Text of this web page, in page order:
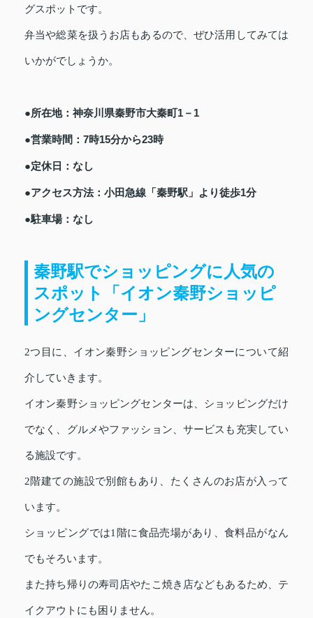
グスポットです。
弁当や総菜を扱うお店もあるので、ぜひ活用してみては
いかがでしょうか。
●所在地：神奈川県秦野市大秦町1－1
●営業時間：7時15分から23時
●定休日：なし
●アクセス方法：小田急線「秦野駅」より徒歩1分
●駐車場：なし
秦野駅でショッピングに人気の
スポット「イオン秦野ショッピ
ングセンター」
2つ目に、イオン秦野ショッピングセンターについて紹
介していきます。
イオン秦野ショッピングセンターは、ショッピングだけ
でなく、グルメやファッション、サービスも充実してい
る施設です。
2階建ての施設で別館もあり、たくさんのお店が入って
います。
ショッピングでは1階に食品売場があり、食料品がなん
でもそろいます。
また持ち帰りの寿司店やたこ焼き店などもあるため、テ
イクアウトにも困りません。